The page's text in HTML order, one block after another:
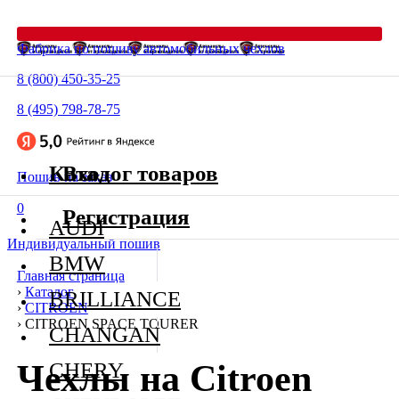
Фабрика по пошиву автомобильных чехлов
8 (800) 450-35-25
8 (495) 798-78-75
Пошив на заказ
0
Индивидуальный пошив
Главная страница
› Каталог
› CITROEN
› CITROEN SPACE TOURER
Чехлы на Citroen
Каталог товаров
AUDI
BMW
BRILLIANCE
CHANGAN
CHERY
Вход
Регистрация